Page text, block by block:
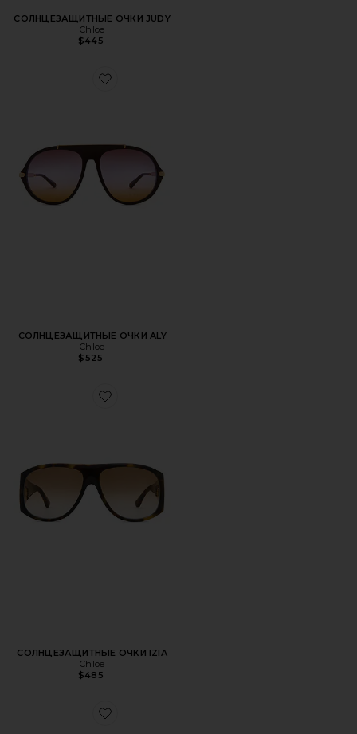
СОЛНЦЕЗАЩИТНЫЕ ОЧКИ JUDY
Chloe
$445
Favorite СОЛНЦЕЗАЩИТНЫЕ ОЧКИ ALY
СОЛНЦЕЗАЩИТНЫЕ ОЧКИ ALY
Chloe
$525
Favorite СОЛНЦЕЗАЩИТНЫЕ ОЧКИ IZIA
СОЛНЦЕЗАЩИТНЫЕ ОЧКИ IZIA
Chloe
$485
Favorite СОЛНЦЕЗАЩИТНЫЕ ОЧКИ ICONIC